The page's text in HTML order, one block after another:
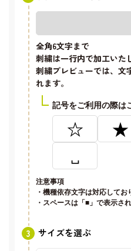
全角6文字まで
刺繍は一行内で加工いた
刺繍プレビューでは、文
れます。
記号をご利用の際は
☆ ★
␣
注意事項
・機種依存文字は対応してお
・スペースは「■」で表示され
サイズを選ぶ